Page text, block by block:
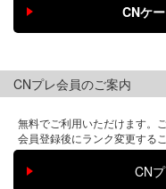
CNプレ会員のご案内
無料でご利用いただけます。
会員登録後にランク変更する